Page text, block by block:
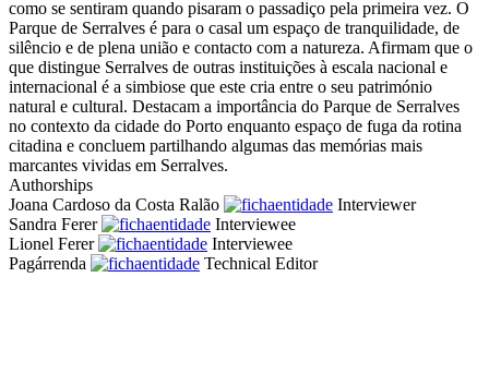
como se sentiram quando pisaram o passadiço pela primeira vez. O
Parque de Serralves é para o casal um espaço de tranquilidade, de
silêncio e de plena união e contacto com a natureza. Afirmam que o
que distingue Serralves de outras instituições à escala nacional e
internacional é a simbiose que este cria entre o seu património
natural e cultural. Destacam a importância do Parque de Serralves
no contexto da cidade do Porto enquanto espaço de fuga da rotina
citadina e concluem partilhando algumas das memórias mais
marcantes vividas em Serralves.
Authorships
Joana Cardoso da Costa Ralão
Interviewer
Sandra Ferer
Interviewee
Lionel Ferer
Interviewee
Pagárrenda
Technical Editor